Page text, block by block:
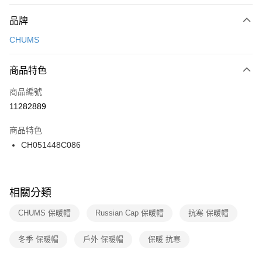
台灣樂天信用卡公司
【關於「AFTEE先享後付」】
便利好安心！
３．安心：先確認商品／服務後，再付款。
【「AFTEE先享後付」結帳流程】
１．於結帳方式選擇「AFTEE先享後付」後，將跳轉至「AFTEE先享後付」
２．訂單成立數日內，您將收到繳費通知簡訊。
３．收到繳費通知簡訊後14天內，點擊此簡訊中的連結，可透過四大超商／
ATM／網路銀行／等多元方式進行付款，方視為交易完成。
※ 交易是否成功請以「AFTEE先享後付 」之結帳頁面顯示為準，若有關於
是否繳費成功／繳費後需取消欲退款等相關疑問，請聯繫「AFTEE先享後付
客戶支援中心」https://netprotections.freshdesk.com/support/home
１．透過由恩沛科技股份有限公司提供之「AFTEE先享後付」服務完成之交
運送方式
每筆NT$100，滿NT$1,500(含以上)免運費
宅配
每筆NT$100，滿NT$1,500(含以上)免運費
付款後門市自取
每筆NT$100，滿NT$1,500(含以上)免運費
品牌
CHUMS
商品特色
商品編號
11282889
商品特色
CH051448C086
相關分類
CHUMS 保暖帽 Russian Cap 保暖帽 抗寒 保暖帽
冬季 保暖帽 戶外 保暖帽 保暖 抗寒